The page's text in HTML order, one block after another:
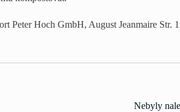
Peter Hoch GmbH, August Jeanmaire Str.
Nebyly